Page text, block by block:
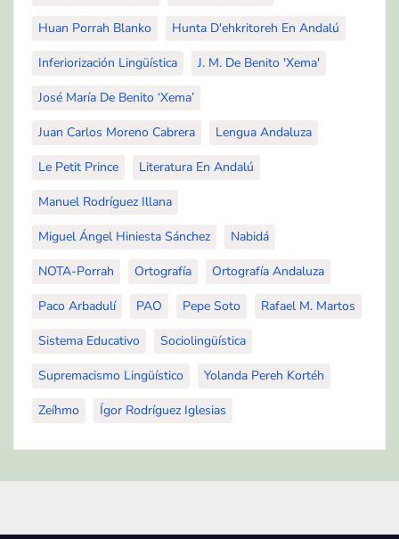
Huan Porrah Blanko Hunta D'ehkritoreh En Andalú
Inferiorización Lingüística J. M. De Benito 'Xema'
José María De Benito ‘Xema’
Juan Carlos Moreno Cabrera Lengua Andaluza
Le Petit Prince Literatura En Andalú
Manuel Rodríguez Illana
Miguel Ángel Hiniesta Sánchez Nabidá
NOTA-Porrah Ortografía Ortografía Andaluza
Paco Arbadulí PAO Pepe Soto Rafael M. Martos
Sistema Educativo Sociolingüística
Supremacismo Lingüístico Yolanda Pereh Kortéh
Zeíhmo Ígor Rodríguez Iglesias